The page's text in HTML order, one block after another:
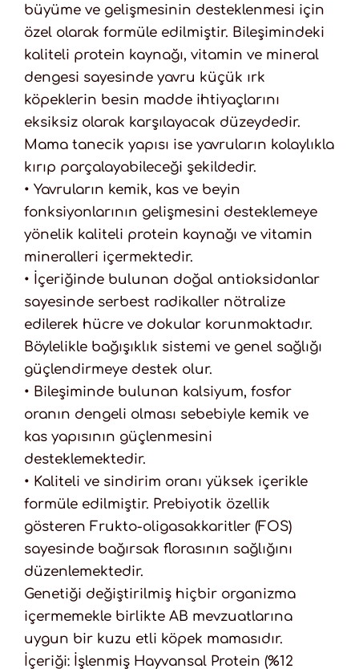
büyüme ve gelişmesinin desteklenmesi için
özel olarak formüle edilmiştir. Bileşimindeki
kaliteli protein kaynağı, vitamin ve mineral
dengesi sayesinde yavru küçük ırk
köpeklerin besin madde ihtiyaçlarını
eksiksiz olarak karşılayacak düzeydedir.
Mama tanecik yapısı ise yavruların kolaylıkla
kırıp parçalayabileceği şekildedir.
• Yavruların kemik, kas ve beyin
fonksiyonlarının gelişmesini desteklemeye
yönelik kaliteli protein kaynağı ve vitamin
mineralleri içermektedir.
• İçeriğinde bulunan doğal antioksidanlar
sayesinde serbest radikaller nötralize
edilerek hücre ve dokular korunmaktadır.
Böylelikle bağışıklık sistemi ve genel sağlığı
güçlendirmeye destek olur.
• Bileşiminde bulunan kalsiyum, fosfor
oranın dengeli olması sebebiyle kemik ve
kas yapısının güçlenmesini
desteklemektedir.
• Kaliteli ve sindirim oranı yüksek içerikle
formüle edilmiştir. Prebiyotik özellik
gösteren Frukto-oligasakkaritler (FOS)
sayesinde bağırsak florasının sağlığını
düzenlemektedir.
Genetiği değiştirilmiş hiçbir organizma
içermemekle birlikte AB mevzuatlarına
uygun bir kuzu etli köpek mamasıdır.
İçeriği: İşlenmiş Hayvansal Protein (%12